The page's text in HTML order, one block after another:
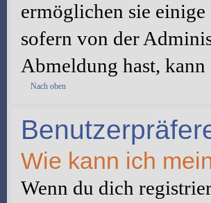
ermöglichen sie einige
sofern von der
Abmeldung hast,
Nach oben
Wie kann ich
Wenn du dich